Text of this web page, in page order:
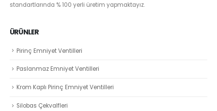
standartlarında % 100 yerli üretim yapmaktayız.
ÜRÜNLER
Pirinç Emniyet Ventilleri
Paslanmaz Emniyet Ventilleri
Krom Kaplı Pirinç Emniyet Ventilleri
Silobas Çekvalfleri